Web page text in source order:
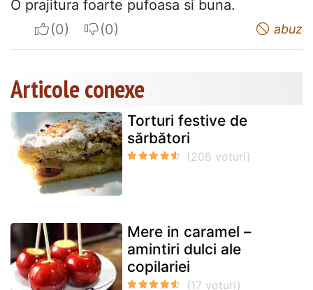
O prajitura foarte pufoasa si buna.
I apreciateI do not appreciate abuz
Articole conexe
Torturi festive de
sărbători
Mere in caramel –
amintiri dulci ale
copilariei